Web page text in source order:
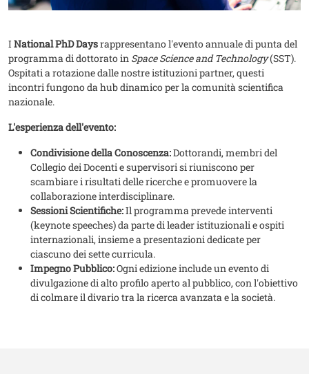
I National PhD Daysrappresentano l'evento annuale di punta del
programma di dottorato in Space Science and Technology(SST).
Ospitati a rotazione dalle nostre istituzioni partner, questi
incontri fungono da hub dinamico per la comunità scientifica
nazionale.
L'esperienza dell'evento:
Condivisione della Conoscenza:Dottorandi, membri del
Collegio dei Docenti e supervisori si riuniscono per
scambiare i risultati delle ricerche e promuovere la
collaborazione interdisciplinare.
Sessioni Scientifiche:Il programma prevede interventi
(keynote speeches) da parte di leader istituzionali e ospiti
internazionali, insieme a presentazioni dedicate per
ciascuno dei sette curricula.
Impegno Pubblico:Ogni edizione include un evento di
divulgazione di alto profilo aperto al pubblico, con l'obiettivo
di colmare il divario tra la ricerca avanzata e la società.